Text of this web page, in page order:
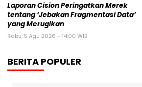
Laporan Cision Peringatkan Merek
tentang ‘Jebakan Fragmentasi Data’
yang Merugikan
Rabu, 5 Agu 2026 - 14:00 WIB
BERITA POPULER